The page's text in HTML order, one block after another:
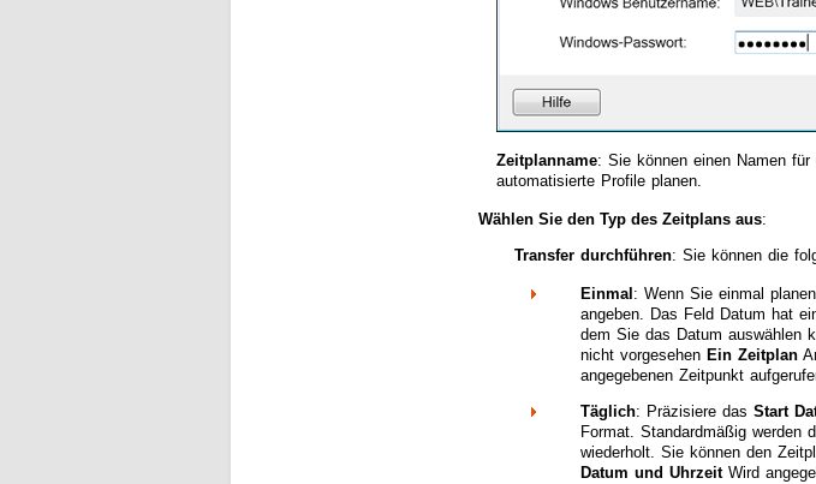
Zeitplanname: Sie können einen Namen
automatisierte Profile planen.
Wählen Sie den Typ des Zeitplans aus:
Transfer durchführen: Sie können die
Einmal : Wenn Sie einmal
angeben. Das Feld Datum hat
dem Sie das Datum auswählen
nicht vorgesehen Ein Zeitplan
angegebenen Zeitpunkt
Täglich: Präzisiere das Start
Format. Standardmäßig werden
wiederholt. Sie können den
Datum und UhrzeitWird